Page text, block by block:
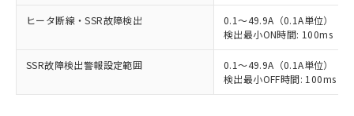
ヒータ断線・SSR故障検出
0.1～49.9A（0.1A単位）
検出最小ON時間: 100ms（
SSR故障検出警報設定範囲
0.1～49.9A（0.1A単位）
検出最小OFF時間: 100ms（